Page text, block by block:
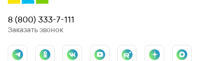
8 (800) 333-7-111
Заказать звонок